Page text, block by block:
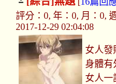
評分：0, 年：0, 月：0,
2017-12-29 02:04:08
女人發
身體有
女人一